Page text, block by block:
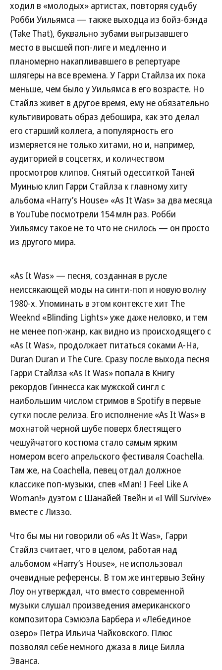
ходил в «молодых» артистах, повторяя судьбу
Робби Уильямса — также выходца из бойз-бэнда
(Take That), буквально зубами выгрызавшего
место в высшей поп-лиге и медленно и
планомерно накапливавшего в репертуаре
шлягеры на все времена. У Гарри Стайлза их пока
меньше, чем было у Уильямса в его возрасте. Но
Стайлз живет в другое время, ему не обязательно
культивировать образ дебошира, как это делал
его старший коллега, а популярность его
измеряется не только хитами, но и, например,
аудиторией в соцсетях, и количеством
просмотров клипов. Снятый одесситкой Таней
Муинью клип Гарри Стайлза к главному хиту
альбома «Harry’s House» «As It Was» за два месяца
в YouTube посмотрели 154 млн раз. Робби
Уильямсу такое не то что не снилось — он просто
из другого мира.
«As It Was» — песня, созданная в русле
неиссякающей моды на синти-поп и новую волну
1980-х. Упоминать в этом контексте хит The
Weeknd «Blinding Lights» уже даже неловко, и тем
не менее поп-жанр, как видно из происходящего с
«As It Was», продолжает питаться соками A-Ha,
Duran Duran и The Cure. Сразу после выхода песня
Гарри Стайлза «As It Was» попала в Книгу
рекордов Гиннесса как мужской сингл с
наибольшим числом стримов в Spotify в первые
сутки после релиза. Его исполнение «As It Was» в
мохнатой черной шубе поверх блестящего
чешуйчатого костюма стало самым ярким
номером всего апрельского фестиваля Coachella.
Там же, на Coachella, певец отдал должное
классике поп-музыки, спев «Man! I Feel Like A
Woman!» дуэтом с Шанайей Твейн и «I Will Survive»
вместе с Лиззо.
Что бы мы ни говорили об «As It Was», Гарри
Стайлз считает, что в целом, работая над
альбомом «Harry’s House», не использовал
очевидные референсы. В том же интервью Зейну
Лоу он утверждал, что вместо современной
музыки слушал произведения американского
композитора Сэмюэла Барбера и «Лебединое
озеро» Петра Ильича Чайковского. Плюс
позволял себе немного джаза в лице Билла
Эванса.